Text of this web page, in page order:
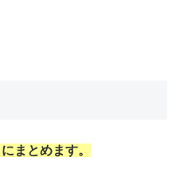
まとめます。